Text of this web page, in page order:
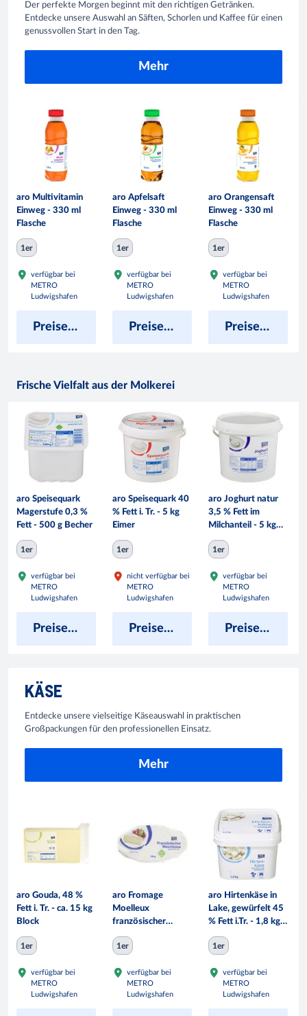
Der perfekte Morgen beginnt mit den richtigen Getränken.
Entdecke unsere Auswahl an Säften, Schorlen und Kaffee für einen
genussvollen Start in den Tag.
Mehr
aro Multivitamin
Einweg - 330 ml
Flasche
1er
verfügbar bei
METRO
Ludwigshafen
Preise anzeigen
aro Apfelsaft
Einweg - 330 ml
Flasche
1er
verfügbar bei
METRO
Ludwigshafen
Preise anzeigen
aro Orangensaft
Einweg - 330 ml
Flasche
1er
verfügbar bei
METRO
Ludwigshafen
Preise anzeigen
Frische Vielfalt aus der Molkerei
aro Speisequark
Magerstufe 0,3 %
Fett - 500 g Becher
1er
verfügbar bei
METRO
Ludwigshafen
Preise anzeigen
aro Speisequark 40
% Fett i. Tr. - 5 kg
Eimer
1er
nicht verfügbar bei
METRO
Ludwigshafen
Preise anzeigen
aro Joghurt natur
3,5 % Fett im
Milchanteil - 5 kg
Eimer
1er
verfügbar bei
METRO
Ludwigshafen
Preise anzeigen
KÄSE
Entdecke unsere vielseitige Käseauswahl in praktischen
Großpackungen für den professionellen Einsatz.
Mehr
aro Gouda, 48 %
Fett i. Tr. - ca. 15 kg
Block
1er
verfügbar bei
METRO
Ludwigshafen
aro Fromage
Moelleux
französischer
Weichkäse, 60 %
Fett 200 g Packung
1er
verfügbar bei
METRO
Ludwigshafen
aro Hirtenkäse in
Lake, gewürfelt 45
% Fett i.Tr. - 1,8 kg
Eimer
1er
verfügbar bei
METRO
Ludwigshafen